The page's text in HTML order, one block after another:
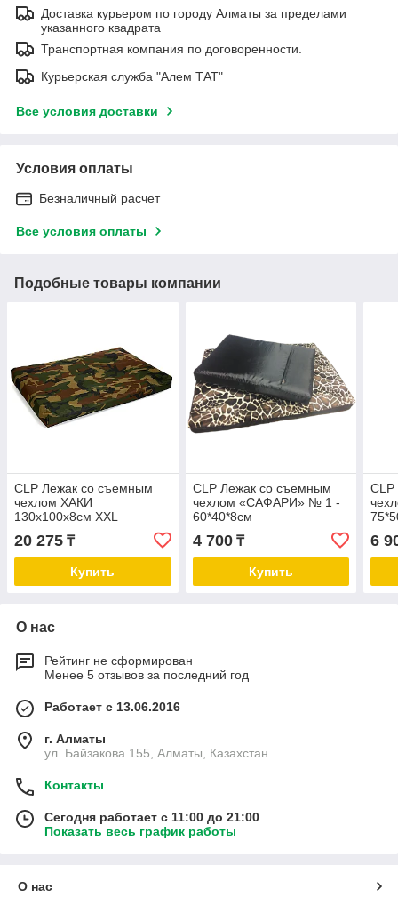
Доставка курьером по городу Алматы за пределами
указанного квадрата
Транспортная компания по договоренности.
Курьерская служба "Алем ТАТ"
Все условия доставки
Условия оплаты
Безналичный расчет
Все условия оплаты
Подобные товары компании
CLР Лежак со съемным
чехлом ХАКИ
130х100х8см XXL
20 275 ₸
Купить
CLP Лежак со съемным
чехлом «САФАРИ» № 1 -
60*40*8см
4 700₸
Купить
6
О нас
Рейтинг не сформирован
Менее 5 отзывов за последний год
Работает с 13.06.2016
г. Алматы
ул. Байзакова 155, Алматы, Казахстан
Контакты
Сегодня работает с 11:00 до 21:00
Показать весь график работы
О нас